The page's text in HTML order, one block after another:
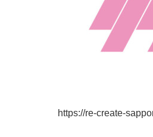
https://re-create-